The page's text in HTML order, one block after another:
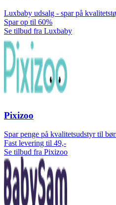
Luxbaby udsalg - spar på
Spar op til 60%
Se tilbud fra Luxbaby
Pixizoo
Spar penge på kvalitetsudstyr til
Fast levering til 49,-
Se tilbud fra Pixizoo